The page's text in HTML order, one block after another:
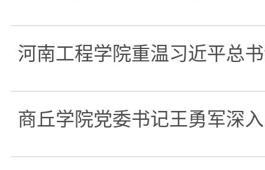
河南工程学院重温习近平总
商丘学院党委书记王勇军深